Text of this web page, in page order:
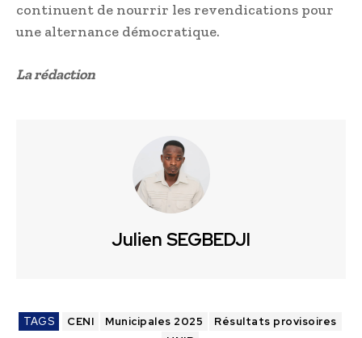
continuent de nourrir les revendications pour
une alternance démocratique.
La rédaction
Julien SEGBEDJI
TAGS CENI Municipales 2025
Résultats provisoires